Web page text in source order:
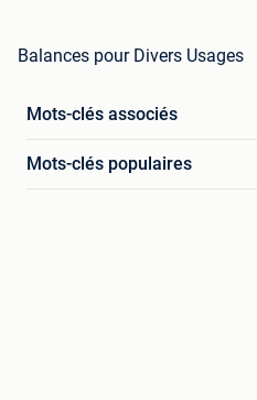
Balances pour Divers Usages
Mots-clés associés
Mots-clés populaires